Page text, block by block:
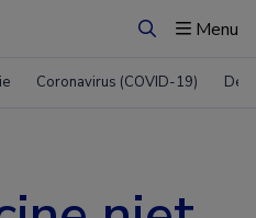
ZoekenMenu
Coronavirus (COVID-19)